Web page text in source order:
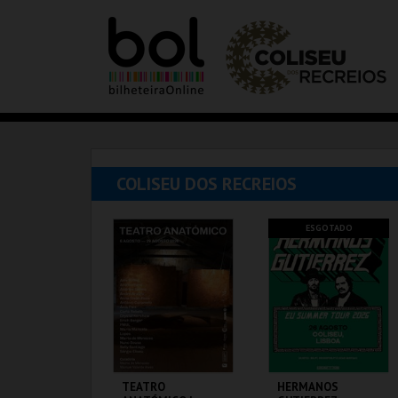
COLISEU DOS RECREIOS
TEATRO
ESGOTADO
HERMANOS